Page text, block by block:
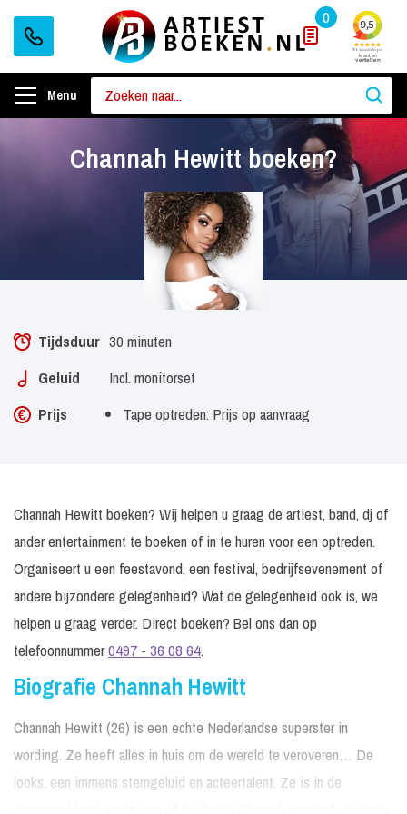
0
Menu
Channah Hewitt boeken?
Tijdsduur 30 minuten
Geluid
Incl. monitorset
Prijs
Tape optreden: Prijs op aanvraag
Channah Hewitt boeken? Wij helpen u graag de artiest, band, dj of
ander entertainment te boeken of in te huren voor een optreden.
Organiseert u een feestavond, een festival, bedrijfsevenement of
andere bijzondere gelegenheid? Wat de gelegenheid ook is, we
helpen u graag verder. Direct boeken? Bel ons dan op
telefoonnummer0497 - 36 08 64.
Biografie Channah Hewitt
Channah Hewitt (26) is een echte Nederlandse superster in
wording. Ze heeft alles in huis om de wereld te veroveren… De
looks, een immens stemgeluid en acteertalent. Ze is in de